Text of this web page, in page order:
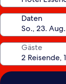
Daten
Gäste